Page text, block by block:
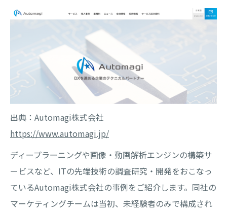
出典：Automagi株式会社
https://www.automagi.jp/
ディープラーニングや画像・動画解析エンジンの構築サ
ービスなど、ITの先端技術の調査研究・開発をおこなっ
ているAutomagi株式会社の事例をご紹介します。同社の
マーケティングチームは当初、未経験者のみで構成され